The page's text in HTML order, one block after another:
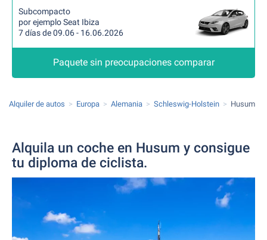
Subcompacto
por ejemplo Seat Ibiza
7 días de 09.06 - 16.06.2026
Paquete sin preocupaciones comparar
Alquiler de autos Europa Alemania Schleswig-Holstein Husum
Alquila un coche en Husum y consigue
tu diploma de ciclista.